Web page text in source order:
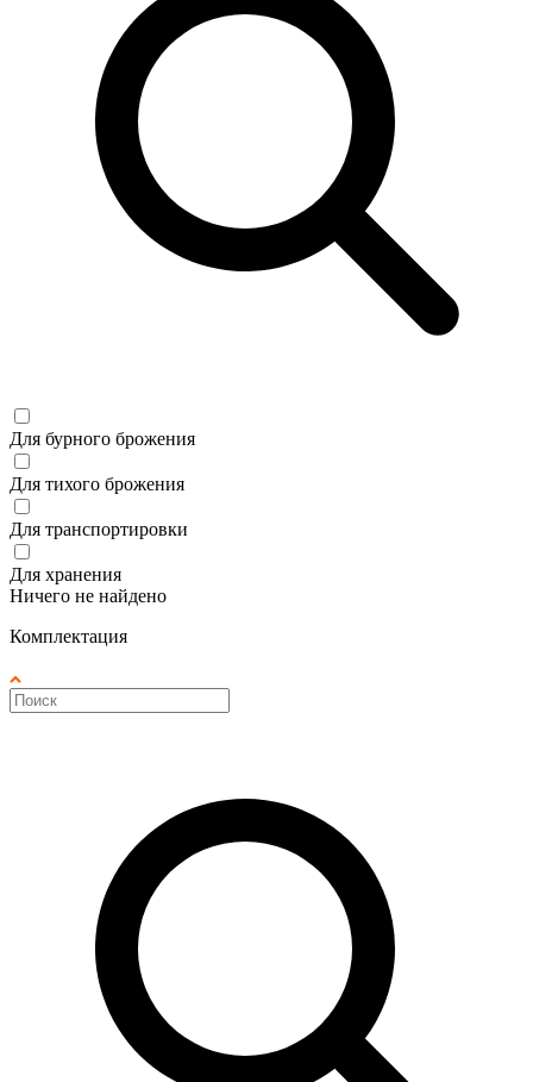
Для бурного брожения
Для тихого брожения
Для транспортировки
Для хранения
Ничего не найдено
Комплектация